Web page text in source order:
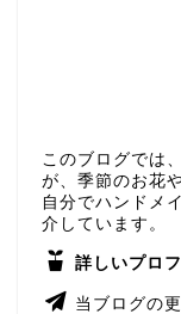
このブログでは
が、季節のお花
自分でハンドメ
介しています。
詳しいプロ
当ブログの